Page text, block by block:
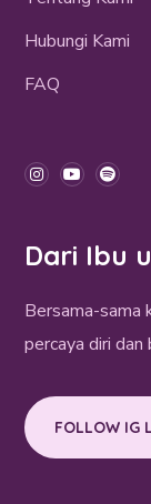
Hubungi Kami
FAQ
Dari Ibu
Bersama-sama
percaya diri dan
FOLLOW IG